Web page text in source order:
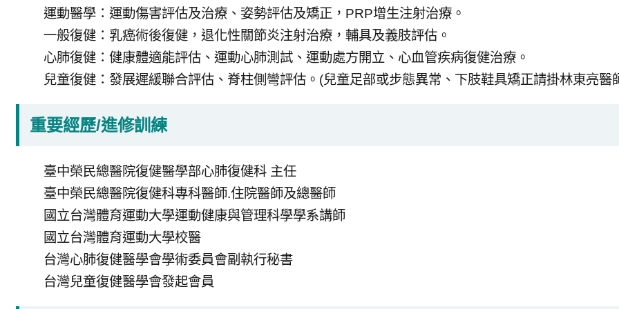
運動醫學：運動傷害評估及治療、姿勢評估及矯正，PRP增生注射治療。
一般復健：乳癌術後復健，退化性關節炎注射治療，輔具及義肢評估。
心肺復健：健康體適能評估、運動心肺測試、運動處方開立、心血管疾病復健治療。
兒童復健：發展遲緩聯合評估、脊柱側彎評估。(兒童足部或步態異常、下肢鞋具矯正請掛林東亮醫
重要經歷/進修訓練
臺中榮民總醫院復健醫學部心肺復健科 主任
臺中榮民總醫院復健科專科醫師.住院醫師及總醫師
國立台灣體育運動大學運動健康與管理科學學系講師
國立台灣體育運動大學校醫
台灣心肺復健醫學會學術委員會副執行秘書
台灣兒童復健醫學會發起會員